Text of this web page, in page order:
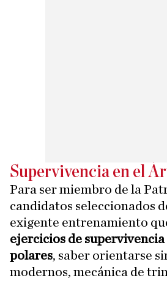
Supervivencia en el
Para ser miembro de la
candidatos seleccionados
exigente entrenamiento
ejercicios de
polares, saber orientarse
modernos, mecánica de